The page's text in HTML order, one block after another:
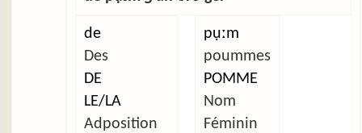
de
Des
DE
LE/LA
Adposition
pụːm
poummes
POMME
Nom
Féminin